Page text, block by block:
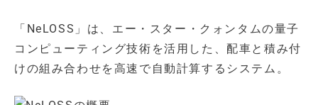
「NeLOSS」は、エー・スター・クォンタムの量子
コンピューティング技術を活用した、配車と積み付
けの組み合わせを高速で自動計算するシステム。